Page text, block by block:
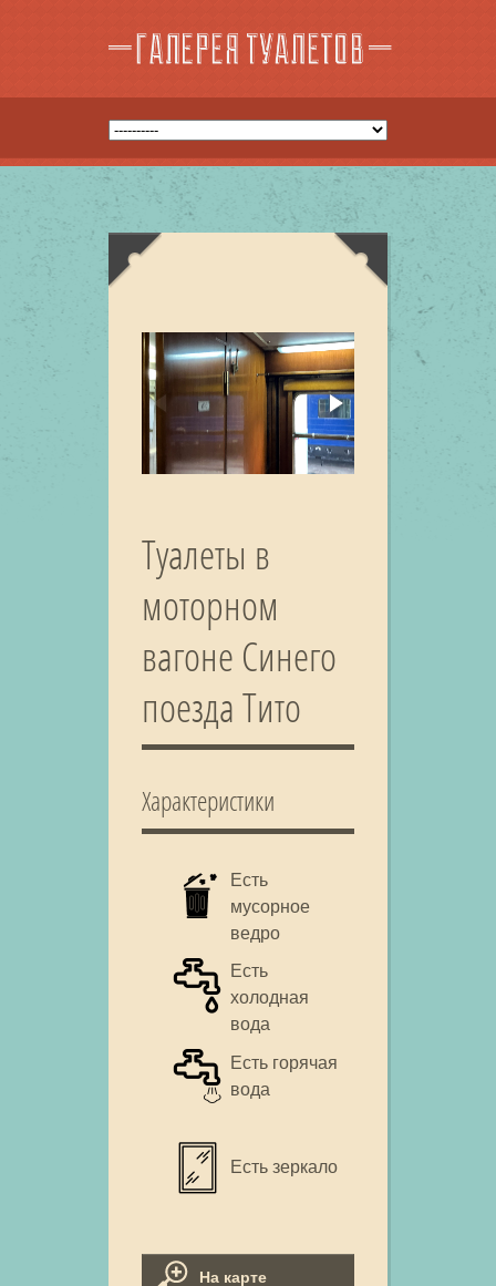
Туалеты в
моторном
вагоне Синего
поезда Тито
Характеристики
Есть
мусорное
ведро
Есть
холодная
вода
Есть горячая
вода
Есть зеркало
На карте